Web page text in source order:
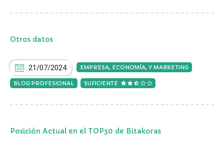
Otros datos
21/07/2024 EMPRESA, ECONOMÍA, Y MARKETING
BLOG PROFESIONAL SUFICIENTE
Posición Actual en el TOP30 de Bitakoras